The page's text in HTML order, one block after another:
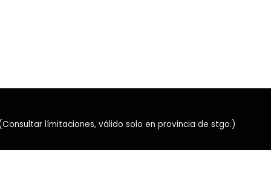
entrada de audio
límitaciones, válido solo en provincia de stgo.)